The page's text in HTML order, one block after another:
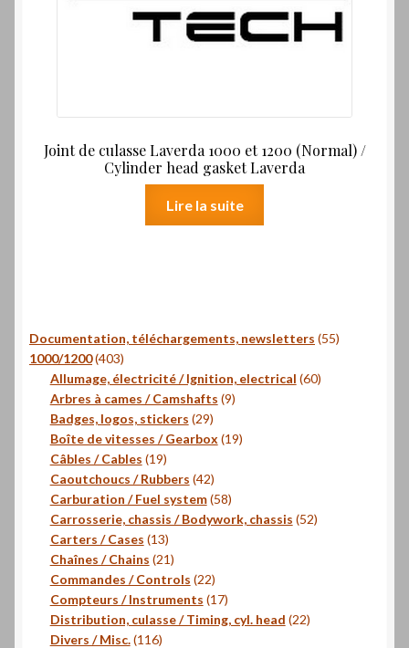
Joint de culasse Laverda 1000 et 1200 (Normal) /
Cylinder head gasket Laverda
Lire la suite
Documentation, téléchargements, newsletters 5555
1000/1200 403403
produits
Allumage, électricité / Ignition, electrical 6060
Arbres à cames / Camshafts 99
Badges, logos, stickers 2929
produits
Boîte de vitesses / Gearbox 1919
Câbles / Cables 1919
produits
Caoutchoucs / Rubbers 4242
produits
Carburation / Fuel system 5858
produits
Carrosserie, chassis / Bodywork, chassis 5252
Carters / Cases 1313
produits
Chaînes / Chains 2121
produits
Commandes / Controls 2222
produits
Compteurs / Instruments 1717
produits
Distribution, culasse / Timing, cyl. head 2222
Divers / Misc. 116116